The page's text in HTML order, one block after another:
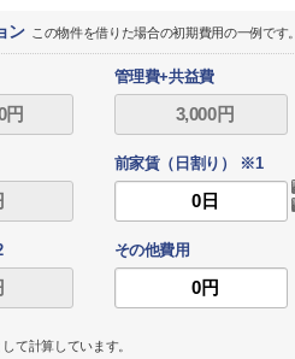
ン この物件を借りた場合の初期費用の一例です。
管理費+共益費
前家賃（日割り） ※1
その他費用
て計算しています。